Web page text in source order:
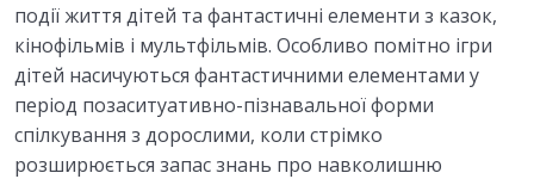
події життя дітей та фантастичні елементи з казок,
кінофільмів і мультфільмів. Особливо помітно ігри
дітей насичуються фантастичними елементами у
період позаситуативно-пізнавальної форми
спілкування з дорослими, коли стрімко
розширюється запас знань про навколишню